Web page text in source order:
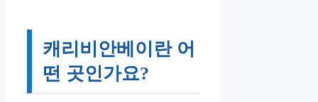
캐리비안베이란 어
떤 곳인가요?